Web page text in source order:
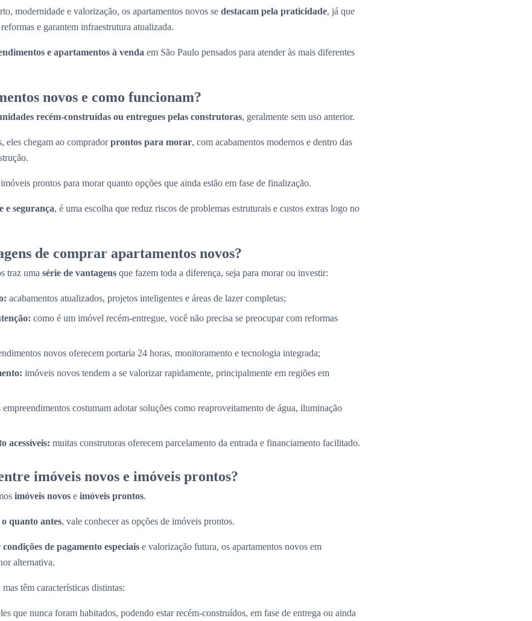
modernidade e valorização, os apartamentos novos se destacam pela praticidade, já que
e garantem infraestrutura atualizada.
e apartamentos à venda em São Paulo pensados para atender às mais diferentes
novos e como funcionam?
recém-construídas ou entregues pelas construtoras, geralmente sem uso anterior.
eles chegam ao compradorprontos para morar, com acabamentos modernos e dentro das
prontos para morar quanto opções que ainda estão em fase de finalização.
e segurança, é uma escolha que reduz riscos de problemas estruturais e custos extras logo no
de comprar apartamentos novos?
traz uma série de vantagens que fazem toda a diferença, seja para morar ou investir:
acabamentos atualizados, projetos inteligentes e áreas de lazer completas;
como é um imóvel recém-entregue, você não precisa se preocupar com reformas
novos oferecem portaria 24 horas, monitoramento e tecnologia integrada;
imóveis novos tendem a se valorizar rapidamente, principalmente em regiões em
empreendimentos costumam adotar soluções como reaproveitamento de água, iluminação
acessíveis: muitas construtoras oferecem parcelamento da entrada e financiamento facilitado.
imóveis novos e imóveis prontos?
imóveis novos e imóveis prontos.
quanto antes, vale conhecer as opções de imóveis prontos.
de pagamento especiais e valorização futura, os apartamentos novos em
alternativa.
têm características distintas:
que nunca foram habitados, podendo estar recém-construídos, em fase de entrega ou ainda